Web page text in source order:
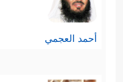
أحمد العجمي